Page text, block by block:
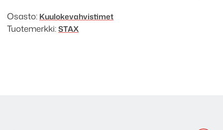
Osasto: Kuuloke­vahvistimet
Tuotemerkki:STAX